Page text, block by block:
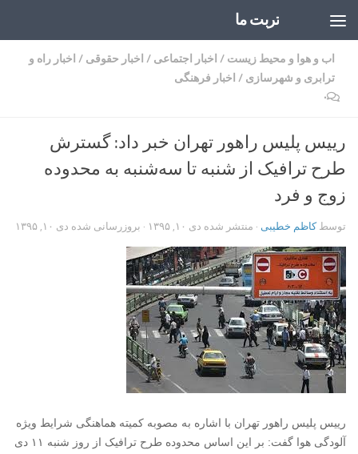
تربت ما
اب و هوا و محیط زیست / اخبار اجتماعی / اخبار حقوقی / اخبار راه و
ترابری و شهرسازی / اخبار فرهنگی
۰
رییس پلیس راهور تهران خبر داد: گسترش
طرح ترافیک از شنبه تا سه‌شنبه به محدوده
زوج و فرد
توسطکاظم خطیبی · منتشر شده دی ۱۰, ۱۳۹۵ · بروزرسانی شده دی ۱۰, ۱۳۹۵
رییس پلیس راهور تهران با اشاره به مصوبه کمیته هماهنگی شرایط ویژه
آلودگی هوا گفت: بر این اساس محدوده طرح ترافیک از روز شنبه ۱۱ دی